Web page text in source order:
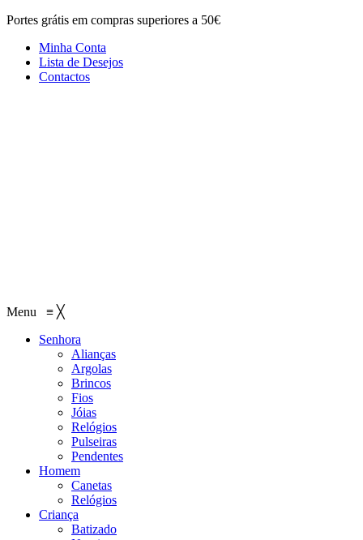
Portes grátis em compras superiores a 50€
Minha Conta
Lista de Desejos
Contactos
Menu ≡ ╳
Senhora
Alianças
Argolas
Brincos
Fios
Jóias
Relógios
Pulseiras
Pendentes
Homem
Canetas
Relógios
Criança
Batizado